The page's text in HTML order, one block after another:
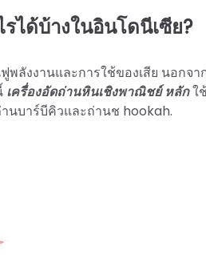
ได้บ้างในอินโดนีเซีย?
ลังงานและการใช้ของเสีย นอกจ
เครื่องอัดถ่านหินเชิงพาณิชย์หลักใ
นบาร์บีคิวและถ่านช hookah.